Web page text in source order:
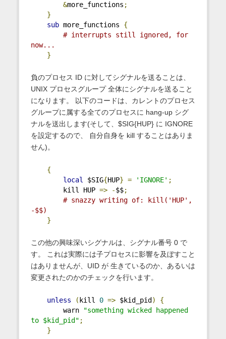
&more_functions ;
}
sub more_functions {
# interrupts still ignored, for
now...
}
負のプロセス ID に対してシグナルを送ることは、
UNIX プロセスグループ 全体にシグナルを送ること
になります。 以下のコードは、カレントのプロセス
グループに属する全てのプロセスに hang-up シグ
ナルを送出します(そして、$SIG{HUP} に IGNORE
を設定するので、 自分自身を kill することはありま
せん)。
{
local
$SIG{HUP} = 'IGNORE' ;
kill HUP => -$$;
# snazzy writing of: kill('HUP',
-$$)
}
この他の興味深いシグナルは、シグナル番号 0 で
す。 これは実際には子プロセスに影響を及ぼすこと
はありませんが、UID が 生きているのか、あるいは
変更されたのかのチェックを行います。
unless ( kill 0 => $kid_pid )
{
warn
"something wicked happened
to $kid_pid" ;
}